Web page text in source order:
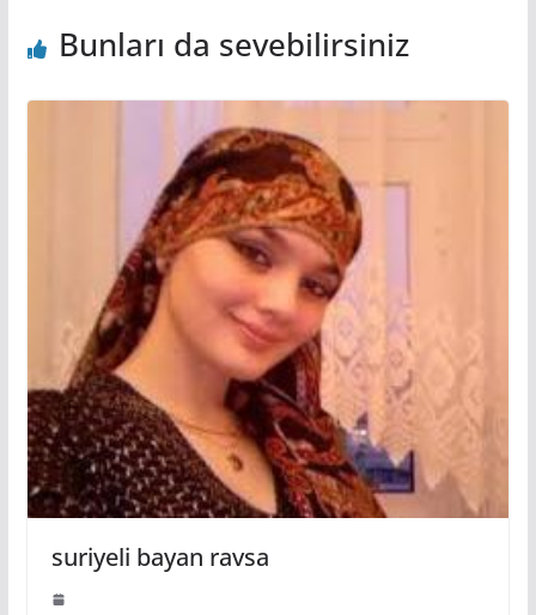
Bunları da sevebilirsiniz
suriyeli bayan ravsa